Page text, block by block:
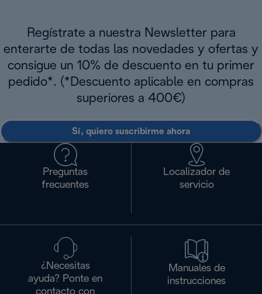
Regístrate a nuestra Newsletter para
enterarte de todas las novedades y ofertas y
consigue un 10% de descuento en tu primer
pedido*. (*Descuento aplicable en compras
superiores a 400€)
Sí, quiero suscribirme ahora
Preguntas
frecuentes
Localizador de
servicio
¿Necesitas
ayuda? Ponte en
contacto con
Manuales de
instrucciones